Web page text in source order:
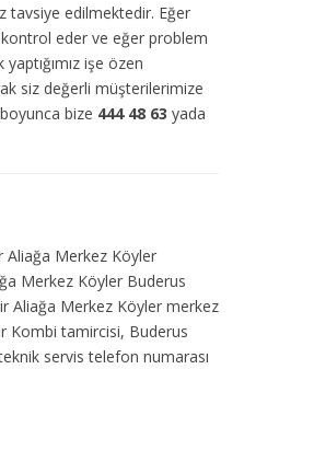
tavsiye edilmektedir. Eğer
kontrol eder ve eğer problem
işe özen
siz değerli müşterilerimize
bize 444 48 63 yada
Aliağa Merkez Köyler
Merkez Köyler Buderus
Aliağa Merkez Köyler merkez
Kombi tamircisi, Buderus
servis telefon numarası